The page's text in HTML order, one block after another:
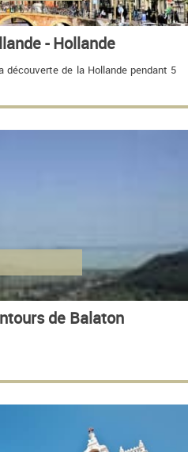
- Hollande
de la Hollande pendant 5
de Balaton